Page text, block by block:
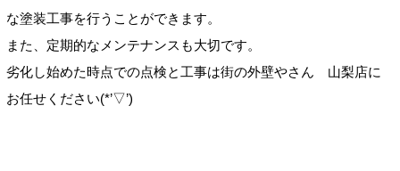
な塗装工事を行うことができます。
また、定期的なメンテナンスも大切です。
劣化し始めた時点での点検と工事は街の外壁やさん 山梨店に
お任せください(*’▽’)